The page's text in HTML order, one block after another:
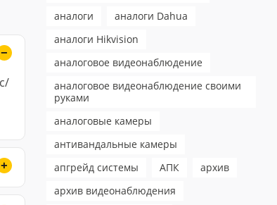
аналоги
аналоги Dahua
аналоги Hikvision
аналоговое видеонаблюдение
аналоговое видеонаблюдение своими
руками
аналоговые камеры
антивандальные камеры
апгрейд системы
АПК
архив
архив видеонаблюдения